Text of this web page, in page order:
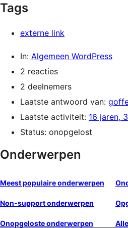
Tags
externe link
In: Algemeen WordPress
2 reacties
2 deelnemers
Laatste antwoord van:
Laatste activiteit: 16 jaren,
Status: onopgelost
Onderwerpen
Meest populaire onderwerpen
Non-support onderwerpen
Onopgeloste onderwerpen